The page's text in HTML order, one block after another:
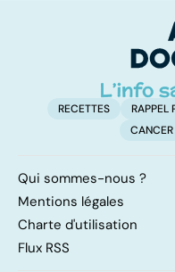
RECETTES RAPPEL
CANCER
Qui sommes-nous ?
Mentions légales
Charte d'utilisation
Flux RSS